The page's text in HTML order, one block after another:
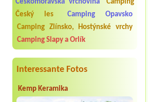
Českomoravská vrchovina
Camping
Český les
Camping Opavsko
Camping Zlínsko, Hostýnské vrchy
Camping Slapy a Orlík
Interessante Fotos
Kemp Keramika